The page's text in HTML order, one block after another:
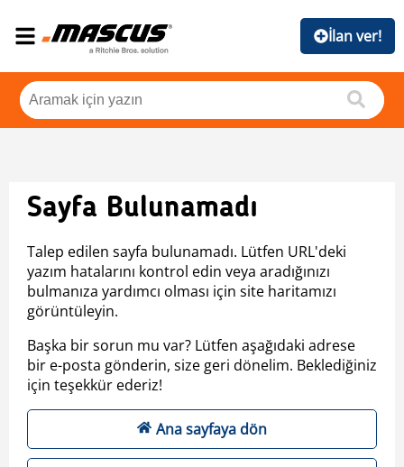
İlan ver!
Sayfa Bulunamadı
Talep edilen sayfa bulunamadı. Lütfen URL'deki
yazım hatalarını kontrol edin veya aradığınızı
bulmanıza yardımcı olması için site haritamızı
görüntüleyin.
Başka bir sorun mu var? Lütfen aşağıdaki adrese
bir e-posta gönderin, size geri dönelim. Beklediğiniz
için teşekkür ederiz!
Ana sayfaya dön